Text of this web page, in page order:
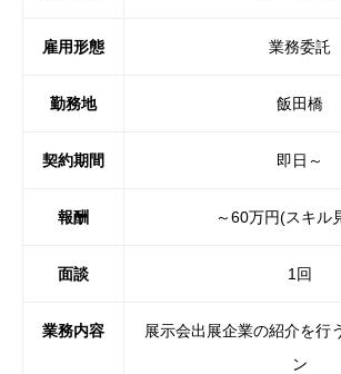
雇用形態 業務委託
勤務地 飯田橋
契約期間 即日～
報酬 ～60万円(スキル
面談 1回
業務内容
展示会出展企業の紹介を行
ン